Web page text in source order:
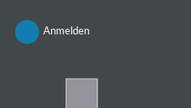
Anmelden